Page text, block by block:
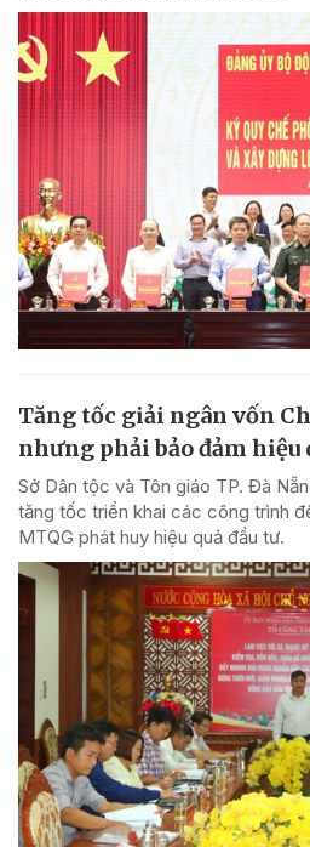
Tăng tốc giải ngân vốn
nhưng phải bảo đảm hiệu
Sở Dân tộc và Tôn giáo TP. Đà
tăng tốc triển khai các công trình
MTQG phát huy hiệu quả đầu tư.